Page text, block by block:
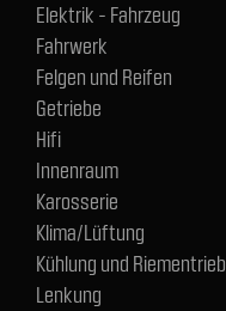
Elektrik - Fahrzeug
Fahrwerk
Felgen und Reifen
Getriebe
Hifi
Innenraum
Karosserie
Klima/Lüftung
Kühlung und Riementrieb
Lenkung